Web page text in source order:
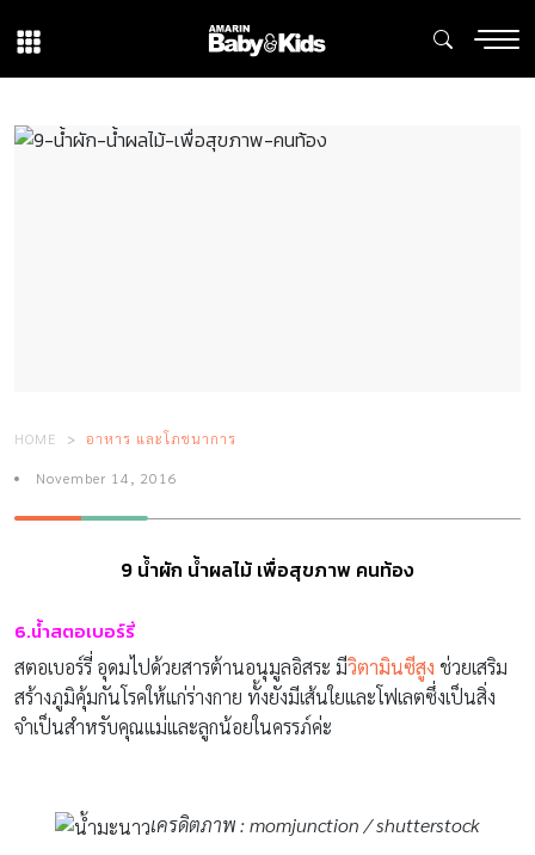
HOME อาหาร และโภชนาการ
November 14, 2016
9 น้ำผัก น้ำผลไม้ เพื่อสุขภาพ คนท้อง
6.น้ำสตอเบอร์รี่
สตอเบอร์รี่ อุดมไปด้วยสารต้านอนุมูลอิสระ มีวิตามินซีสูง ช่วยเสริม
สร้างภูมิคุ้มกันโรคให้แก่ร่างกาย ทั้งยังมีเส้นใยและโฟเลตซึ่งเป็นสิ่ง
จำเป็นสำหรับคุณแม่และลูกน้อยในครรภ์ค่ะ
เครดิตภาพ : momjunction / shutterstock